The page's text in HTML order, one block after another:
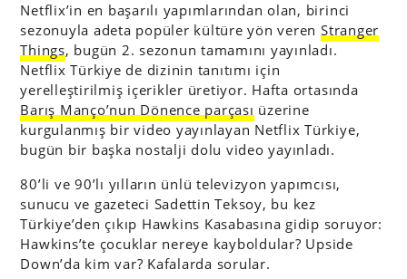
Netflix’in en başarılı yapımlarından olan, birinci
sezonuyla adeta popüler kültüre yön veren Stranger
Things, bugün 2. sezonun tamamını yayınladı.
Netflix Türkiye de dizinin tanıtımı için
yerelleştirilmiş içerikler üretiyor. Hafta ortasında
Barış Manço’nun Dönence parçası üzerine
kurgulanmış bir video yayınlayan Netflix Türkiye,
bugün bir başka nostalji dolu video yayınladı.
80’li ve 90’lı yılların ünlü televizyon yapımcısı,
sunucu ve gazeteci Sadettin Teksoy, bu kez
Türkiye’den çıkıp Hawkins Kasabasına gidip soruyor:
Hawkins’te çocuklar nereye kayboldular? Upside
Down’da kim var? Kafalarda sorular.